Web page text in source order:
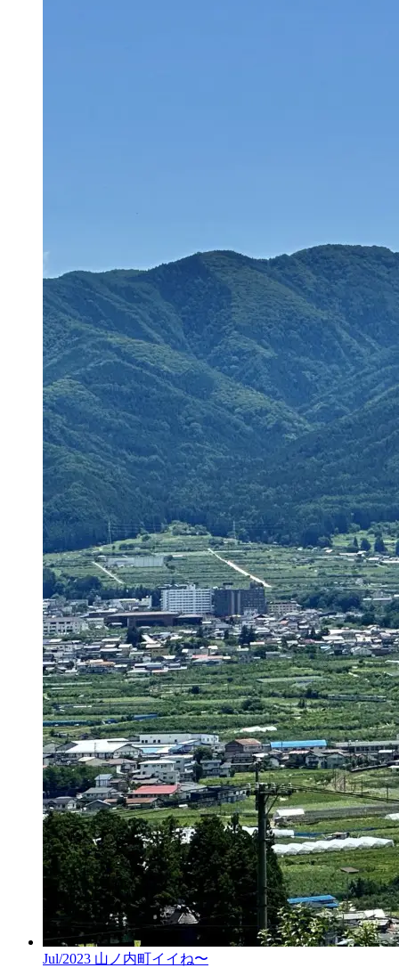
Jul/2023 山ノ内町イイね〜